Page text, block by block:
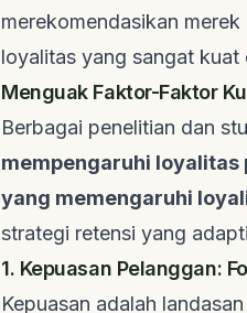
merekomendasikan
loyalitas yang sangat kuat
Menguak Faktor-Faktor
Berbagai penelitian dan
mempengaruhi loyalitas
yang memengaruhi
strategi retensi yang
1. Kepuasan Pelanggan:
Kepuasan adalah